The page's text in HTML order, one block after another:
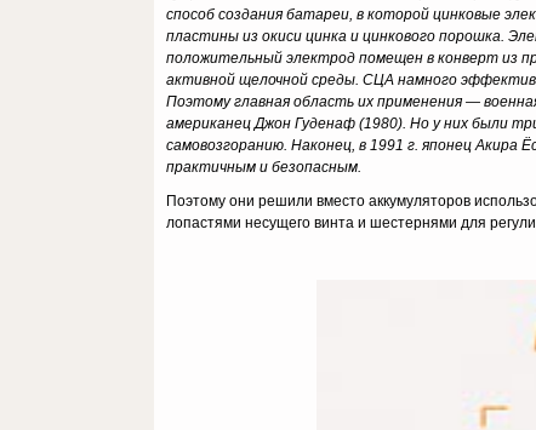
способ создания батареи, в которой цинковые
пластины из окиси цинка и цинкового порошка.
положительный электрод помещен в конверт из
активной щелочной среды. СЦА намного
Поэтому главная область их применения —
американец Джон Гуденаф (1980). Но у них были
самовозгоранию. Наконец, в 1991 г. японец
практичным и безопасным.
Поэтому они решили вместо аккумуляторов
лопастями несущего винта и шестернями для